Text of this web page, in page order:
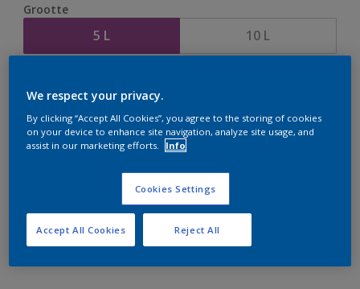
Grootte
5 L 10 L
Bereken
Op dit moment is het niet mogelijk dit product online
te bestellen. Houd de website in de gaten, we werken
er hard aan om de voorraad aan te vullen.
We respect your privacy.
By clicking “Accept All Cookies”, you agree to the storing of cookies
on your device to enhance site navigation, analyze site usage, and
assist in our marketing efforts.
Info
Cookies Settings
Reject All
Accept All Cookies